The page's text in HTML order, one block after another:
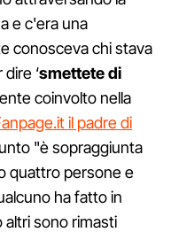
e c'era una
conosceva chi stava
‘smettete di
coinvolto nella
il padre di
"è sopraggiunta
quattro persone e
ha fatto in
sono rimasti